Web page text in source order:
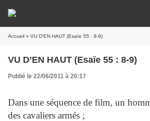
Accueil » VU D’EN HAUT (Esaïe 55 : 8-9)
VU D’EN HAUT (Esaïe 55 : 8-9)
Publié le 22/06/2011 à 20:17
Dans une séquence de film, un
des cavaliers armés ;